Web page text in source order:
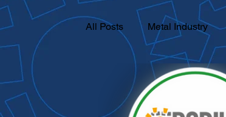
All Posts Metal Industry
Polyrethane Foaming